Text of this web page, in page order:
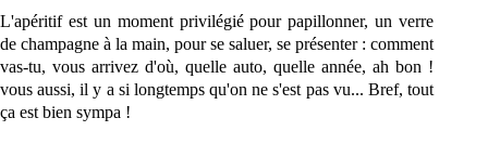
L'apéritif est un moment privilégié pour papillonner, un verre
de champagne à la main, pour se saluer, se présenter : comment
vas-tu, vous arrivez d'où, quelle auto, quelle année, ah bon !
vous aussi, il y a si longtemps qu'on ne s'est pas vu... Bref, tout
ça est bien sympa !